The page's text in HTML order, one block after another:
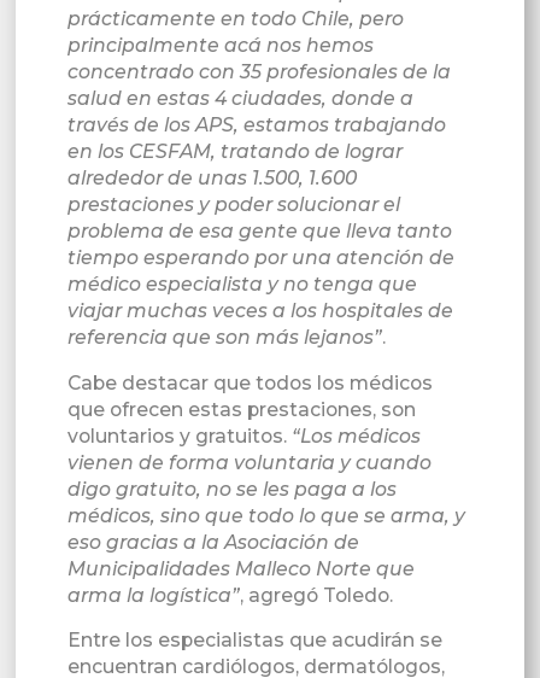
prácticamente en todo Chile, pero
principalmente acá nos hemos
concentrado con 35 profesionales de la
salud en estas 4 ciudades, donde a
través de los APS, estamos trabajando
en los CESFAM, tratando de lograr
alrededor de unas 1.500, 1.600
prestaciones y poder solucionar el
problema de esa gente que lleva tanto
tiempo esperando por una atención de
médico especialista y no tenga que
viajar muchas veces a los hospitales de
referencia que son más lejanos”.
Cabe destacar que todos los médicos
que ofrecen estas prestaciones, son
voluntarios y gratuitos. “Los médicos
vienen de forma voluntaria y cuando
digo gratuito, no se les paga a los
médicos, sino que todo lo que se arma, y
eso gracias a la Asociación de
Municipalidades Malleco Norte que
arma la logística”, agregó Toledo.
Entre los especialistas que acudirán se
encuentran cardiólogos, dermatólogos,